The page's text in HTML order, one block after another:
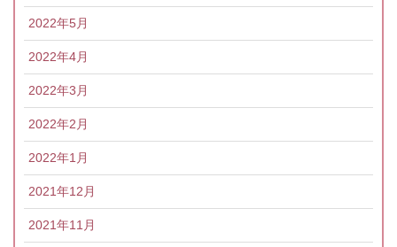
2022年5月
2022年4月
2022年3月
2022年2月
2022年1月
2021年12月
2021年11月